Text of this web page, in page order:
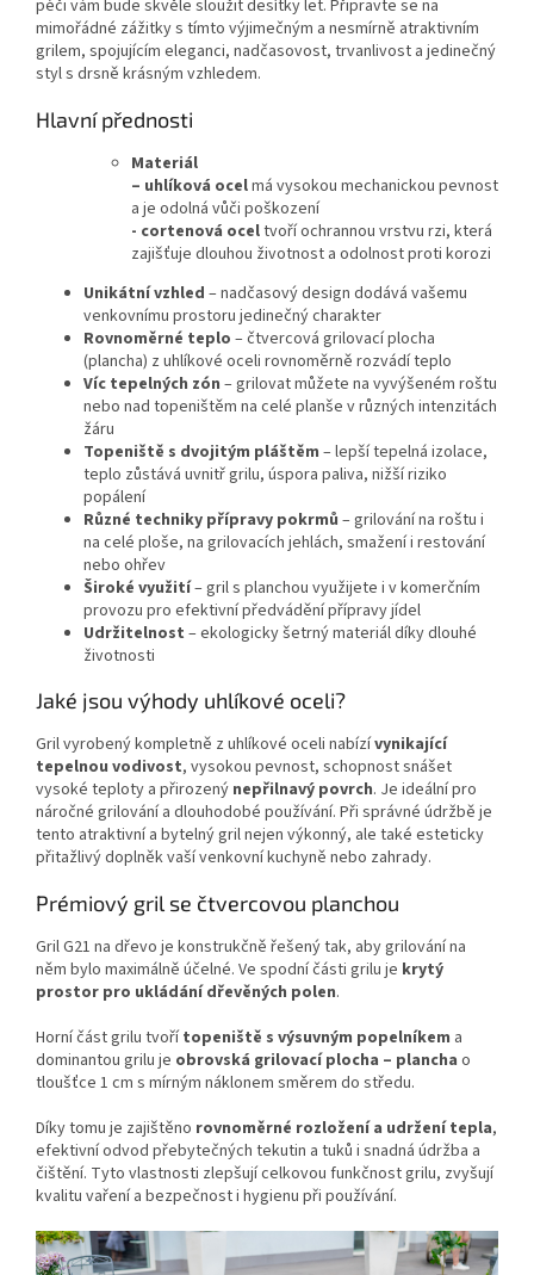
péči vám bude skvěle sloužit desítky let. Připravte se na
mimořádné zážitky s tímto výjimečným a nesmírně atraktivním
grilem, spojujícím eleganci, nadčasovost, trvanlivost a jedinečný
styl s drsně krásným vzhledem.
Hlavní přednosti
Materiál
– uhlíková ocelmá vysokou mechanickou pevnost
a je odolná vůči poškození
- cortenová oceltvoří ochrannou vrstvu rzi, která
zajišťuje dlouhou životnost a odolnost proti korozi
Unikátní vzhled – nadčasový design dodává vašemu
venkovnímu prostoru jedinečný charakter
Rovnoměrné teplo – čtvercová grilovací plocha
(plancha) z uhlíkové oceli rovnoměrně rozvádí teplo
Víc tepelných zón – grilovat můžete na vyvýšeném roštu
nebo nad topeništěm na celé planše v různých intenzitách
žáru
Topeniště s dvojitým pláštěm – lepší tepelná izolace,
teplo zůstává uvnitř grilu, úspora paliva, nižší riziko
popálení
Různé techniky přípravy pokrmů – grilování na roštu i
na celé ploše, na grilovacích jehlách, smažení i restování
nebo ohřev
Široké využití– gril s planchou využijete i v komerčním
provozu pro efektivní předvádění přípravy jídel
Udržitelnost – ekologicky šetrný materiál díky dlouhé
životnosti
Jaké jsou výhody uhlíkové oceli?
Gril vyrobený kompletně z uhlíkové oceli nabízívynikající
tepelnou vodivost, vysokou pevnost, schopnost snášet
vysoké teploty a přirozený nepřilnavý povrch. Je ideální pro
náročné grilování a dlouhodobé používání. Při správné údržbě je
tento atraktivní a bytelný gril nejen výkonný, ale také esteticky
přitažlivý doplněk vaší venkovní kuchyně nebo zahrady.
Prémiový gril se čtvercovou planchou
Gril G21 na dřevo je konstrukčně řešený tak, aby grilování na
něm bylo maximálně účelné. Ve spodní části grilu je krytý
prostor pro ukládání dřevěných polen.
Horní část grilu tvořítopeniště s výsuvným popelníkem a
dominantou grilu je obrovská grilovací plocha – plancha o
tloušťce 1 cm s mírným náklonem směrem do středu.
Díky tomu je zajištěno rovnoměrné rozložení a udržení tepla,
efektivní odvod přebytečných tekutin a tuků i snadná údržba a
čištění. Tyto vlastnosti zlepšují celkovou funkčnost grilu, zvyšují
kvalitu vaření a bezpečnost i hygienu při používání.